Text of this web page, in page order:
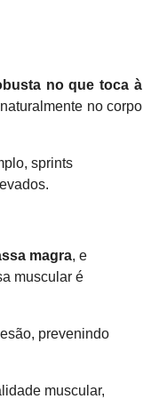
no que toca à
no corpo
sprints
magra, e
muscular é
prevenindo
muscular,